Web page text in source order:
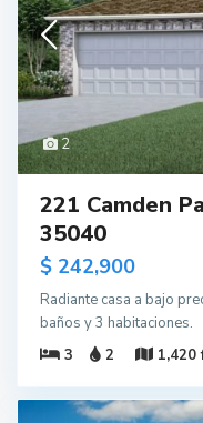
2
221 Camden
35040
$ 242,900
Radiante casa a bajo
baños y 3 habitaciones.
3
2 1,420